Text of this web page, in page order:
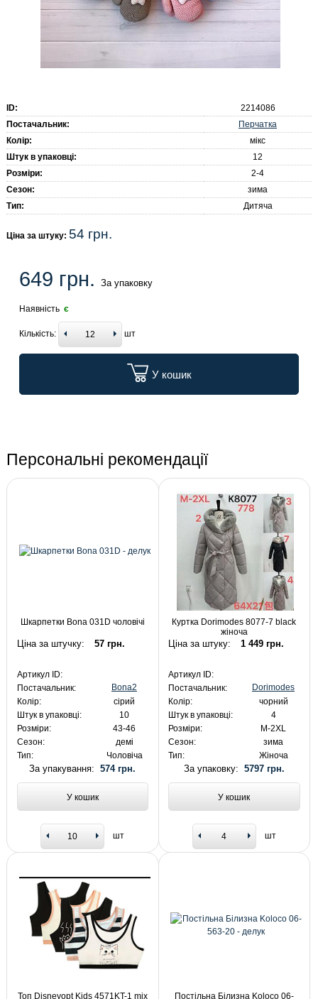
ID:
2214086
Постачальник:
Перчатка
Колір:
мікс
Штук в упаковці:
12
Розміри:
2-4
Сезон:
зима
Тип:
Дитяча
Ціна за штуку: 54 грн.
649 грн. За упаковку
Наявність є
Кількість: шт
У кошик
Персональні рекомендації
Шкарпетки Bona 031D чоловічі
Ціна за штучку: 57 грн.
Артикул ID:
Постачальник:
Bona2
Колір:
сірий
Штук в упаковці:
10
Розміри:
43-46
Сезон:
демі
Тип:
Чоловіча
За упакування:574 грн.
У кошик
шт
Куртка Dorimodes 8077-7 black
жіноча
Ціна за штуку: 1 449 грн.
Артикул ID:
Постачальник:
Dorimodes
Колір:
чорний
Штук в упаковці:
4
Розміри:
M-2XL
Сезон:
зима
Тип:
Жіноча
За упаковку: 5797 грн.
У кошик
шт
Топ Disneyopt Kids 4571KT-1 mix Постільна Білизна Koloco 06-